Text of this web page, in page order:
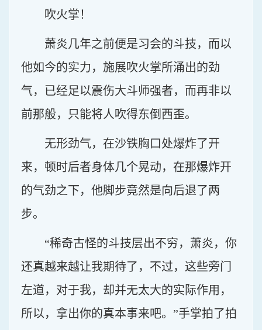
吹火掌！
萧炎几年之前便是习会的斗技，而以
他如今的实力，施展吹火掌所涌出的劲
气，已经足以震伤大斗师强者，而再非以
前那般，只能将人吹得东倒西歪。
无形劲气，在沙铁胸口处爆炸了开
来，顿时后者身体几个晃动，在那爆炸开
的气劲之下，他脚步竟然是向后退了两
步。
“稀奇古怪的斗技层出不穷，萧炎，你
还真越来越让我期待了，不过，这些旁门
左道，对于我，却并无太大的实际作用，
所以，拿出你的真本事来吧。”手掌拍了拍